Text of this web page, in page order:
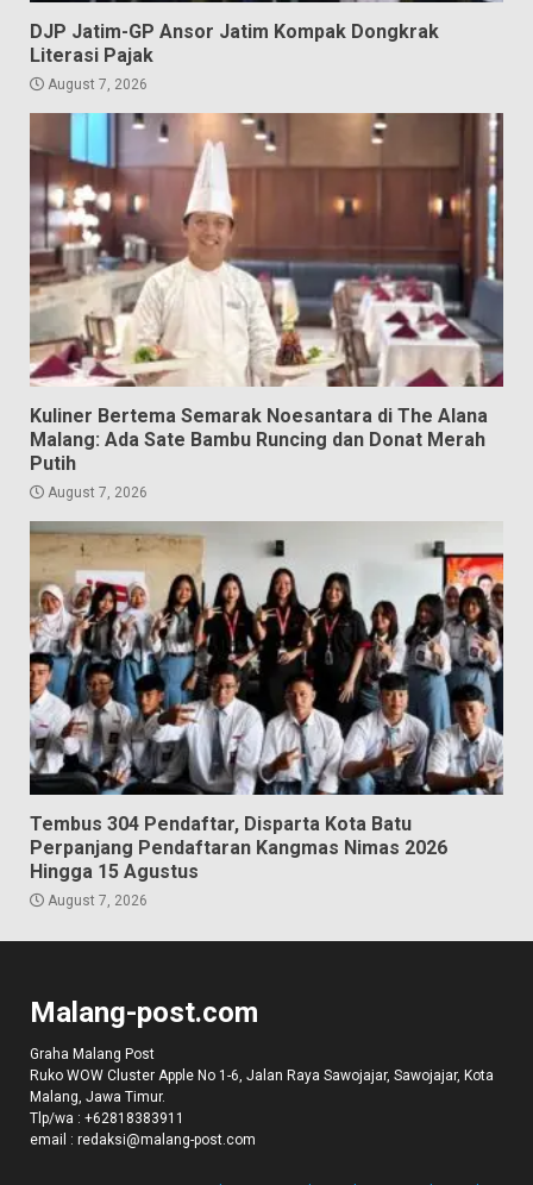
DJP Jatim-GP Ansor Jatim Kompak Dongkrak
Literasi Pajak
August 7, 2026
Kuliner Bertema Semarak Noesantara di The Alana
Malang: Ada Sate Bambu Runcing dan Donat Merah
Putih
August 7, 2026
Tembus 304 Pendaftar, Disparta Kota Batu
Perpanjang Pendaftaran Kangmas Nimas 2026
Hingga 15 Agustus
August 7, 2026
Malang-post.com
Graha Malang Post
Ruko WOW Cluster Apple No 1-6, Jalan Raya Sawojajar, Sawojajar, Kota
Malang, Jawa Timur.
Tlp/wa : +62818383911
email : redaksi@malang-post.com